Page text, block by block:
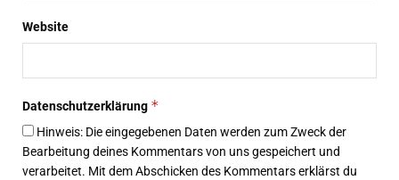
Website
Datenschutzerklärung *
Hinweis: Die eingegebenen Daten werden zum Zweck der
Bearbeitung deines Kommentars von uns gespeichert und
verarbeitet. Mit dem Abschicken des Kommentars erklärst du